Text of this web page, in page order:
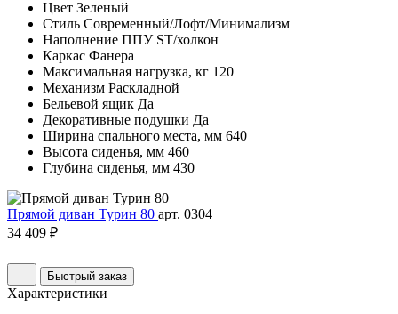
Цвет Зеленый
Стиль Современный/Лофт/Минимализм
Наполнение ППУ ST/холкон
Каркас Фанера
Максимальная нагрузка, кг 120
Механизм Раскладной
Бельевой ящик Да
Декоративные подушки Да
Ширина спального места, мм 640
Высота сиденья, мм 460
Глубина сиденья, мм 430
Прямой диван Турин 80 арт. 0304
34 409 ₽
Быстрый заказ
Характеристики